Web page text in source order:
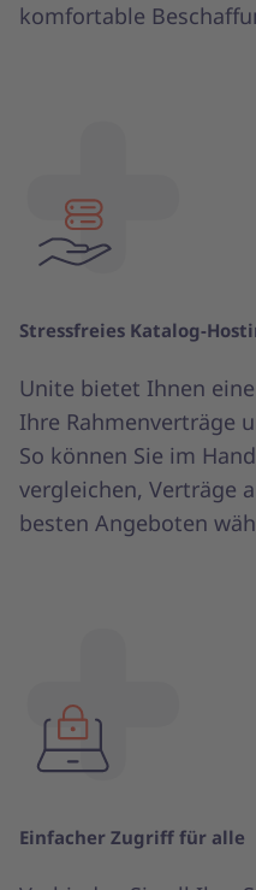
komfortable
Stressfreies Katalog-
Unite bietet Ihnen
Ihre Rahmenverträge
So können Sie im
vergleichen, Verträge
besten Angeboten
Einfacher Zugriff für alle